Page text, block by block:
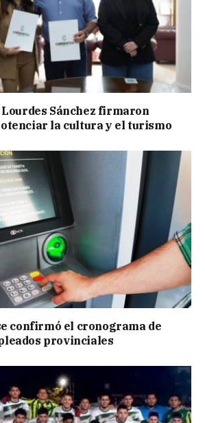
Sánchez firmaron
la cultura y el turismo
confirmó el cronograma de
provinciales